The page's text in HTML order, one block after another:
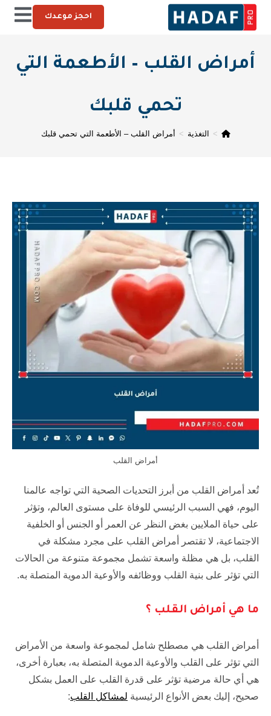
احجز موعدك
أمراض القلب – الأطعمة التي
تحمي قلبك
> التغذية > أمراض القلب – الأطعمة التي تحمي قلبك
أمراض القلب
تُعد أمراض القلب من أبرز التحديات الصحية التي تواجه عالمنا
اليوم، فهي السبب الرئيسي للوفاة على مستوى العالم، وتؤثر
على حياة الملايين بغض النظر عن العمر أو الجنس أو الخلفية
الاجتماعية، لا تقتصر أمراض القلب على مجرد مشكلة في
القلب، بل هي مظلة واسعة تشمل مجموعة متنوعة من الحالات
التي تؤثر على بنية القلب ووظائفه والأوعية الدموية المتصلة به.
ما هي أمراض القلب ؟
أمراض القلب هي مصطلح شامل لمجموعة واسعة من الأمراض
التي تؤثر على القلب والأوعية الدموية المتصلة به، بعبارة أخرى،
هي أي حالة مرضية تؤثر على قدرة القلب على العمل بشكل
صحيح، إليك بعض الأنواع الرئيسية لمشاكل القلب: